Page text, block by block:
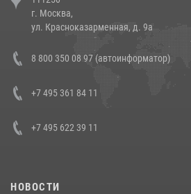
14 июля 2026, 12:20
Состоялась рабочая встреча директора
генерала армии Виктора Золотова с
представителя Президента Российской
Кавказском федеральном округе Виталием
г. Москва,
ул. Красноказарменная, д. 9а
8 800 350 08 97 (автоинформатор)
+7 495 361 84 11
+7 495 622 39 11
НОВОСТИ